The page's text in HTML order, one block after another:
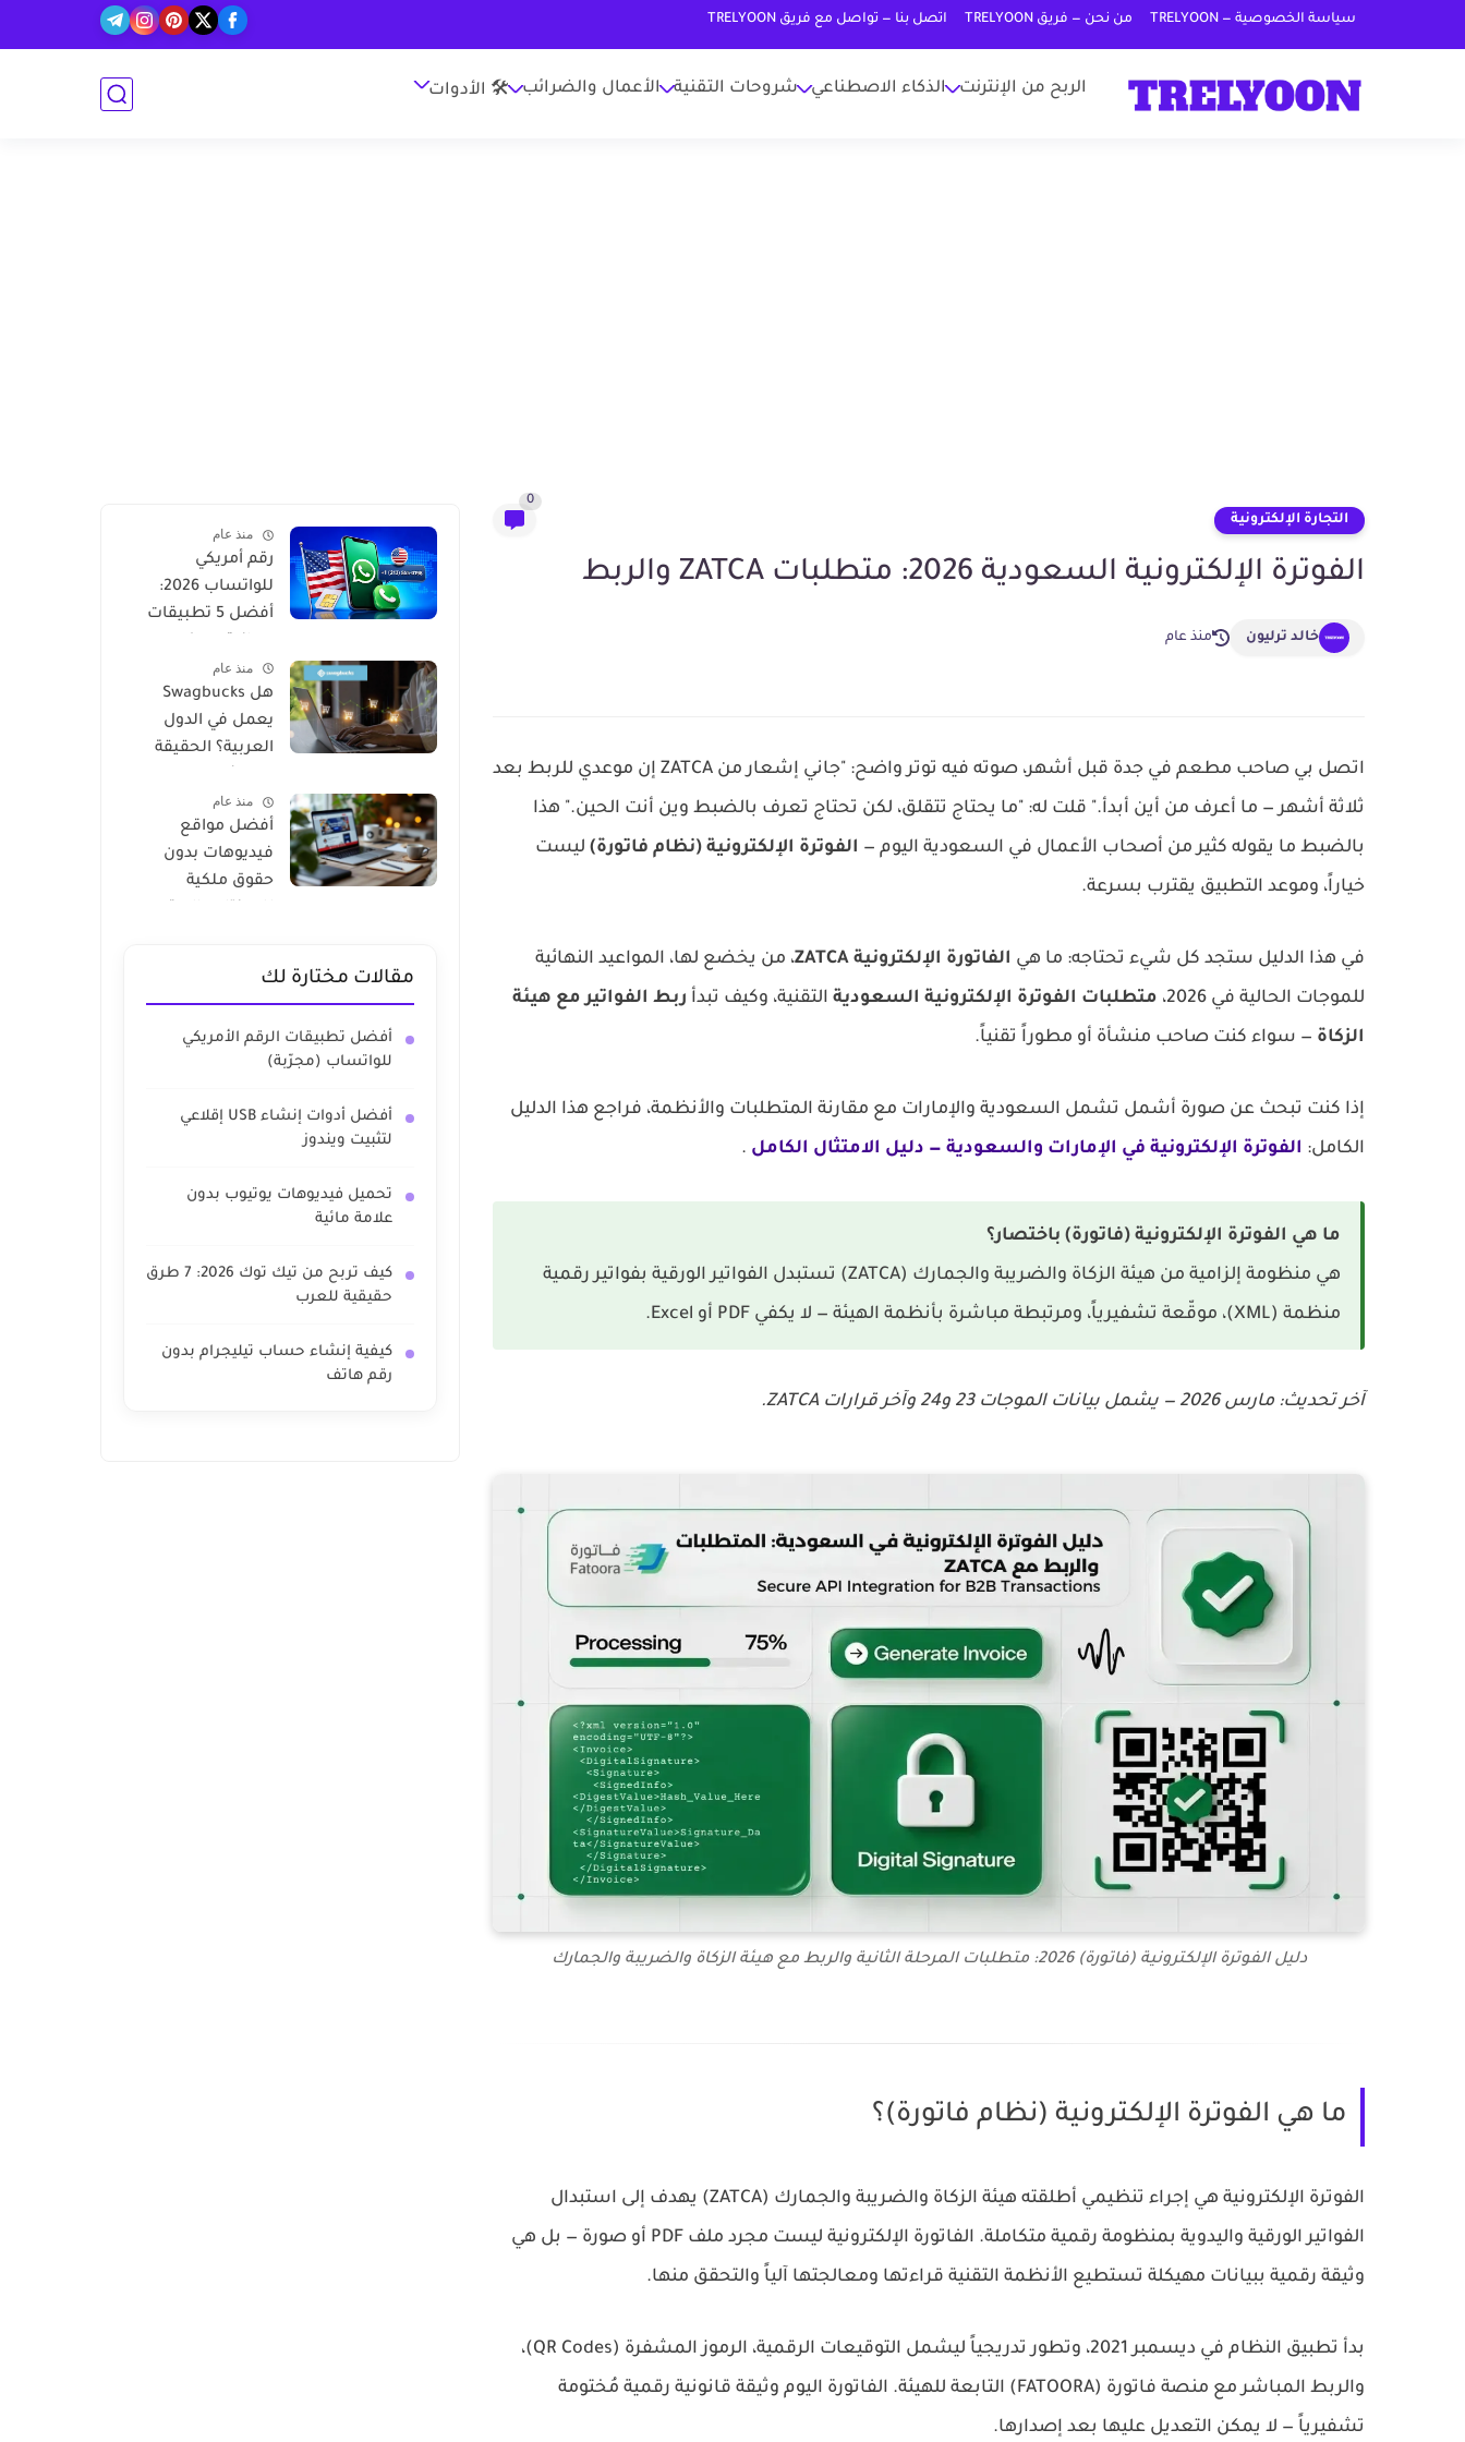
سياسة الخصوصية — TRELYOON من نحن — فريق TRELYOON اتصل بنا — تواصل مع فريق TRELYOON
الربح من الإنترنت الذكاء الاصطناعي شروحات التقنية الأعمال والضرائب 🛠 الأدوات
التجارة الإلكترونية
0
الفوترة الإلكترونية السعودية 2026: متطلبات ZATCA والربط
خالد ترليون منذ عام
اتصل بي صاحب مطعم في جدة قبل أشهر، صوته فيه توتر واضح: "جاني إشعار من ZATCA إن موعدي للربط بعد
ثلاثة أشهر — ما أعرف من أين أبدأ." قلت له: "ما يحتاج تتقلق، لكن تحتاج تعرف بالضبط وين أنت الحين." هذا
بالضبط ما يقوله كثير من أصحاب الأعمال في السعودية اليوم — الفوترة الإلكترونية (نظام فاتورة) ليست
خياراً، وموعد التطبيق يقترب بسرعة.
في هذا الدليل ستجد كل شيء تحتاجه: ما هي الفاتورة الإلكترونية ZATCA
، من يخضع لها، المواعيد النهائية
للموجات الحالية في 2026،
متطلبات الفوترة الإلكترونية السعودية التقنية، وكيف تبدأ ربط الفواتير مع هيئة
الزكاة — سواء كنت صاحب منشأة أو مطوراً تقنياً.
إذا كنت تبحث عن صورة أشمل تشمل السعودية والإمارات مع مقارنة المتطلبات والأنظمة، فراجع هذا الدليل
الكامل: الفوترة الإلكترونية في الإمارات والسعودية — دليل الامتثال الكامل .
ما هي الفوترة الإلكترونية (فاتورة) باختصار؟
هي منظومة إلزامية من هيئة الزكاة والضريبة والجمارك (ZATCA) تستبدل الفواتير الورقية بفواتير رقمية
منظمة (XML)، موقّعة تشفيرياً، ومرتبطة مباشرة بأنظمة الهيئة — لا يكفي PDF أو Excel.
آخر تحديث: مارس 2026 — يشمل بيانات الموجات 23 و24 وآخر قرارات ZATCA.
دليل الفوترة الإلكترونية (فاتورة) 2026: متطلبات المرحلة الثانية والربط مع هيئة الزكاة والضريبة والجمارك
ما هي الفوترة الإلكترونية (نظام فاتورة)؟
الفوترة الإلكترونية هي إجراء تنظيمي أطلقته هيئة الزكاة والضريبة والجمارك (ZATCA) يهدف إلى استبدال
الفواتير الورقية واليدوية بمنظومة رقمية متكاملة. الفاتورة الإلكترونية ليست مجرد ملف PDF أو صورة — بل هي
وثيقة رقمية ببيانات مهيكلة تستطيع الأنظمة التقنية قراءتها ومعالجتها آلياً والتحقق منها.
بدأ تطبيق النظام في ديسمبر 2021، وتطور تدريجياً ليشمل التوقيعات الرقمية، الرموز المشفرة (QR Codes)،
والربط المباشر مع منصة فاتورة (FATOORA) التابعة للهيئة. الفاتورة اليوم وثيقة قانونية رقمية مُختومة
تشفيرياً — لا يمكن التعديل عليها بعد إصدارها.
منذ عام
رقم أمريكي
للواتساب 2026:
أفضل 5 تطبيقات
التفعيل
منذ عام
هل Swagbucks
يعمل في الدول
العربية؟ الحقيقة
منذ عام
أفضل مواقع
فيديوهات بدون
حقوق ملكية
مقالات مختارة لك
أفضل تطبيقات الرقم الأمريكي
للواتساب (مجرّبة)
أفضل أدوات إنشاء USB إقلاعي
لتثبيت ويندوز
تحميل فيديوهات يوتيوب بدون
علامة مائية
كيف تربح من تيك توك 2026: 7 طرق
حقيقية للعرب
كيفية إنشاء حساب تيليجرام بدون
رقم هاتف